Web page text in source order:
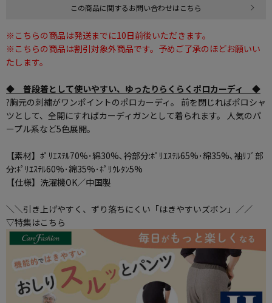
この商品に関するお問い合わせはこちら
※こちらの商品は発送までに10日前後いただきます。
※こちらの商品は割引対象外商品です。予めご了承のほどお願いい
たします。
◆ 普段着として使いやすい、ゆったりらくらくポロカーディ ◆
?胸元の刺繍がワンポイントのポロカーディ。 前を閉じればポロシャ
ツとして、全開にすればカーディガンとして着られます。 人気のパ
ープル系など5色展開。
【素材】ﾎﾟﾘｴｽﾃﾙ70%･綿30%､衿部分:ﾎﾟﾘｴｽﾃﾙ65%･綿35%､袖ﾘﾌﾞ部
分:ﾎﾟﾘｴｽﾃﾙ60%･綿35%･ﾎﾟﾘｳﾚﾀﾝ5%
【仕様】洗濯機OK／中国製
＼＼引き上げやすく、ずり落ちにくい「はきやすいズボン」／／
▽特集はこちら